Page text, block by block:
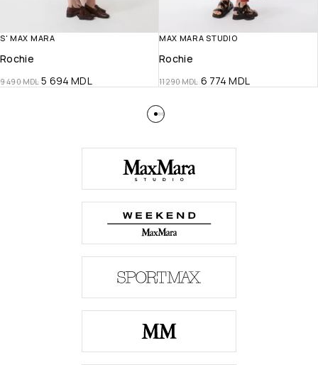
S' MAX MARA
Rochie
9 490MDL 5 694MDL
MAX MARA STUDIO
Rochie
11 290MDL 6 774MDL